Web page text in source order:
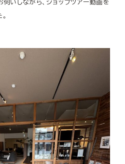
いしながら、ショップツアー動画を